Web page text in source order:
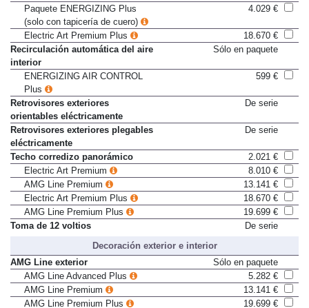
ENERGIZING Plus
Paquete ENERGIZING Plus
(solo con tapicería de cuero)
Electric Art Premium Plus
18.670 €
Recirculación automática del aire
interior
ENERGIZING AIR CONTROL
Plus
Retrovisores exteriores
orientables eléctricamente
Retrovisores exteriores plegables
eléctricamente
Techo corredizo panorámico
2.021 €
Electric Art Premium
8.010 €
AMG Line Premium
13.141 €
Electric Art Premium Plus
18.670 €
AMG Line Premium Plus
19.699 €
Decoración exterior e interior
AMG Line exterior
Sólo en paquete
AMG Line Advanced Plus
5.282 €
AMG Line Premium
13.141 €